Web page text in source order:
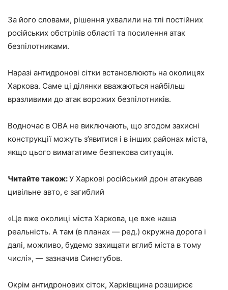
За його словами, рішення ухвалили на тлі постійних
російських обстрілів області та посилення атак
безпілотниками.
Наразі антидронові сітки встановлюють на околицях
Харкова. Саме ці ділянки вважаються найбільш
вразливими до атак ворожих безпілотників.
Водночас в ОВА не виключають, що згодом захисні
конструкції можуть з’явитися і в інших районах міста,
якщо цього вимагатиме безпекова ситуація.
Читайте також:У Харкові російський дрон атакував
цивільне авто, є загиблий
«Це вже околиці міста Харкова, це вже наша
реальність. А там (в планах — ред.) окружна дорога і
далі, можливо, будемо захищати вглиб міста в тому
числі», — зазначив Синєгубов.
Окрім антидронових сіток, Харківщина розширює